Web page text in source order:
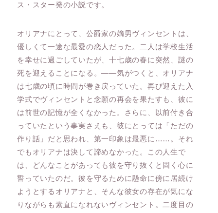
ス・スター発の小説です。
オリアナにとって、公爵家の嫡男ヴィンセントは、
優しくて一途な最愛の恋人だった。二人は学校生活
を幸せに過ごしていたが、十七歳の春に突然、謎の
死を迎えることになる。――気がつくと、オリアナ
は七歳の頃に時間が巻き戻っていた。再び迎えた入
学式でヴィンセントと念願の再会を果たすも、彼に
は前世の記憶が全くなかった。さらに、以前付き合
っていたという事実さえも、彼にとっては「ただの
作り話」だと思われ、第一印象は最悪に……。それ
でもオリアナは決して諦めなかった。この人生で
は、どんなことがあっても彼を守り抜くと固く心に
誓っていたのだ。彼を守るために懸命に傍に居続け
ようとするオリアナと、そんな彼女の存在が気にな
りながらも素直になれないヴィンセント。二度目の